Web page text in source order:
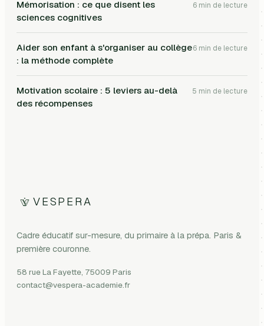
Mémorisation : ce que disent les
sciences cognitives
6 min de lecture
Aider son enfant à s'organiser au collège
: la méthode complète
6 min de lecture
Motivation scolaire : 5 leviers au-delà
des récompenses
5 min de lecture
VESPERA
Cadre éducatif sur-mesure, du primaire à la prépa. Paris &
première couronne.
58 rue La Fayette, 75009 Paris
contact@vespera-academie.fr